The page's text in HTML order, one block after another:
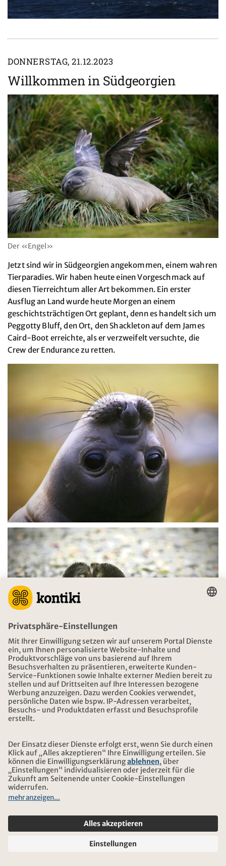
DONNERSTAG, 21.12.2023
Willkommen in Südgeorgien
Der «Engel»
Jetzt sind wir in Südgeorgien angekommen, einem wahren
Tierparadies. Wir haben heute einen Vorgeschmack auf
diesen Tierreichtum aller Art bekommen. Ein erster
Ausflug an Land wurde heute Morgen an einem
geschichtsträchtigen Ort geplant, denn es handelt sich um
Peggotty Bluff, den Ort, den Shackleton auf dem James
Caird-Boot erreichte, als er verzweifelt versuchte, die
Crew der Endurance zu retten.